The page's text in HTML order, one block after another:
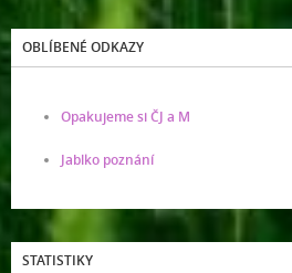
OBLÍBENÉ ODKAZY
Opakujeme si ČJ a M
Jablko poznání
STATISTIKY